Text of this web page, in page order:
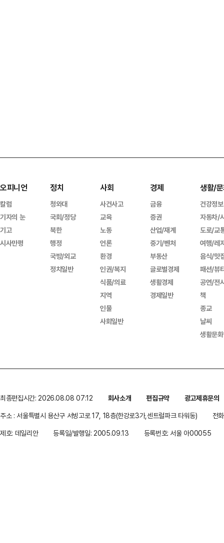
오피니언
칼럼
기자의 눈
기고
시사만평
정치
청와대
국회/정당
북한
행정
국방/외교
정치일반
사회
사건사고
교육
노동
언론
환경
인권/복지
식품/의료
지역
인물
사회일반
경제
금융
증권
산업/재계
중기/벤처
부동산
글로벌경제
생활경제
경제일반
생활/
건강정보
자동차/
도로/교
여행/레
음식/맛
패션/뷰
공연/전
책
종교
날씨
생활문
최종편집시간: 2026.08.08 07:12 회사소개 편집규약
광고제휴문의
주소 : 서울특별시 용산구 서빙고로 17, 18층(한강로3가,센트럴파크 타워동)
전
제호: 데일리안
등록일/발행일: 2005.09.13 등록번호: 서울 아00055